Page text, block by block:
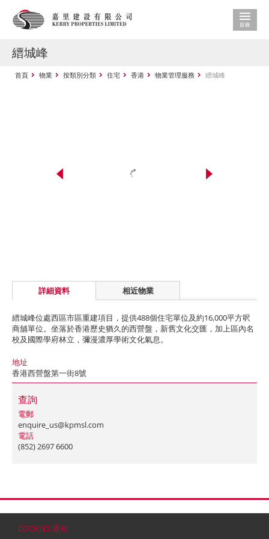
COOKIES 通知
縉城峰
首頁 物業 按類別分類 住宅 香港 物業管理服務 縉城峰
詳細資料 相近物業
縉城峰位處西區市區重建項目，提供488個住宅單位及約16,000平方呎
商舖單位。坐落於香港歷史猶久的西營盤，新舊文化交匯，加上區內名
校及國際學府林立，彌漫濃厚學術文化氣息。
地址
香港西營盤第一街8號
查詢
電郵
enquire_us@kpmsl.com
電話
(852) 2697 6600
© 2026 嘉里建設有限公司 (於百慕達註冊成立之有限公司)